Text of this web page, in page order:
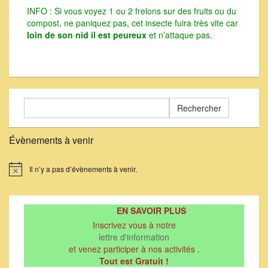
INFO : Si vous voyez 1 ou 2 frelons sur des fruits ou du
compost, ne paniquez pas, cet insecte fuira très vite car
loin de son nid il est peureux et n’attaque pas.
Évènements à venir
Notice Il n’y a pas d’évènements à venir.
EN SAVOIR PLUS
Inscrivez vous à notre
lettre d'information
et venez participer à nos activités .
Tout est Gratuit !